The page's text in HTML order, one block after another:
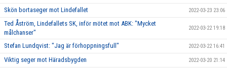
Skön bortaseger mot Lindefallet 2022-03-23 23:06
Ted Åström, Lindefallets SK, inför mötet mot ABK: "Mycket
målchanser"
2022-03-22 19:18
Stefan Lundqvist: "Jag är förhoppningsfull" 2022-03-22 16:41
Viktig seger mot Häradsbygden 2022-03-20 21:14